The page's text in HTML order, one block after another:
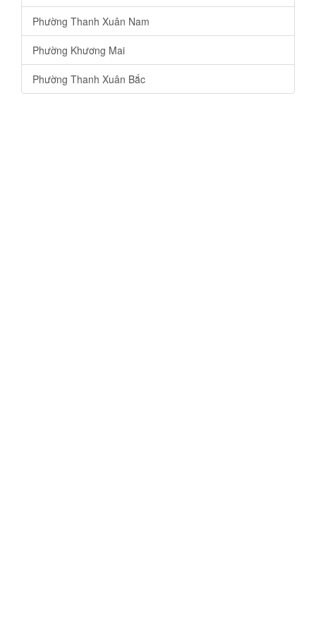
Phường Thanh Xuân Nam
Phường Khương Mai
Phường Thanh Xuân Bắc